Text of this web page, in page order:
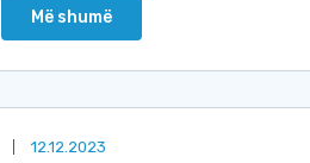
Më shumë
12.12.2023